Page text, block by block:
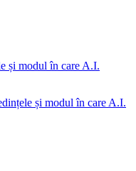
și modul în care A.I.